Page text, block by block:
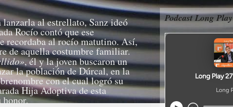
lanzarla al estrellato, Sanz ideó
Rocío contó que ese
recordaba al rocío matutino. Así,
de aquella costumbre familiar.
, él y la joven buscaron un
la población de Dúrcal, en la
con el cual logró su
Hija Adoptiva de esta
honor.
Podcast Long Play